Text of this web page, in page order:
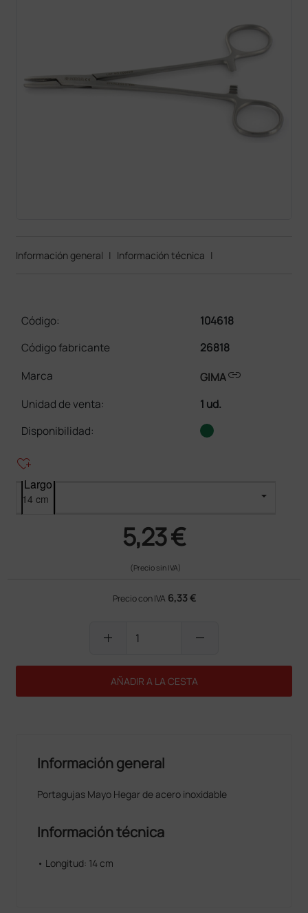
Información general | Información técnica |
Código:
104618
Código fabricante
26818
Marca
GIMAlink
Unidad de venta:
1 ud.
Disponibilidad:
heart_plus
Largo
5,23 €
(Precio sin IVA)
Precio con IVA 6,33 €
add remove
AÑADIR A LA CESTA
Información general
Portagujas Mayo Hegar de acero inoxidable
Información técnica
• Longitud: 14 cm